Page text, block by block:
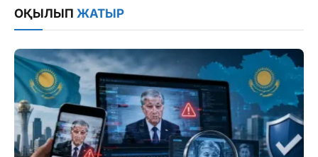
ОҚЫЛЫП ЖАТЫР